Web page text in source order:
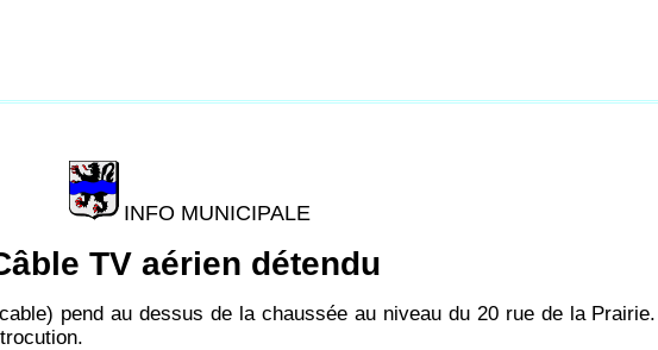
INFO MUNICIPALE
TV aérien détendu
pend au dessus de la chaussée au niveau du 20 rue de la Prairie.